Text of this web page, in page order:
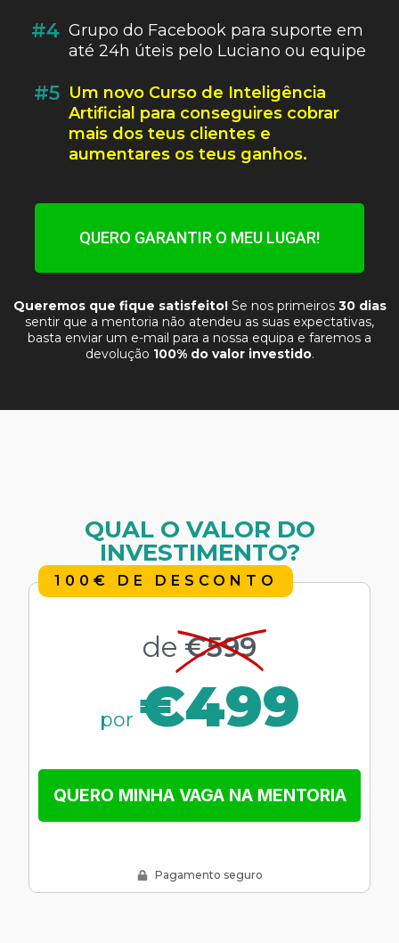
#4 Grupo do Facebook para suporte em
até 24h úteis pelo Luciano ou equipe
#5 Um novo Curso de Inteligência
Artificial para conseguires cobrar
mais dos teus clientes e
aumentares os teus ganhos.
QUERO GARANTIR O MEU LUGAR!
Queremos que fique satisfeito!Se nos primeiros 30 dias
sentir que a mentoria não atendeu as suas expectativas,
basta enviar um e-mail para a nossa equipa e faremos a
devolução 100% do valor investido.
QUAL O VALOR DO
INVESTIMENTO?
100€ DE DESCONTO
de€599
por €499
QUERO MINHA VAGA NA MENTORIA
Pagamento seguro